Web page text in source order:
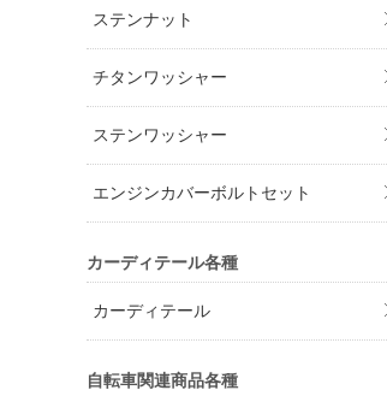
ステンナット
チタンワッシャー
ステンワッシャー
エンジンカバーボルトセット
カーディテール各種
カーディテール
自転車関連商品各種